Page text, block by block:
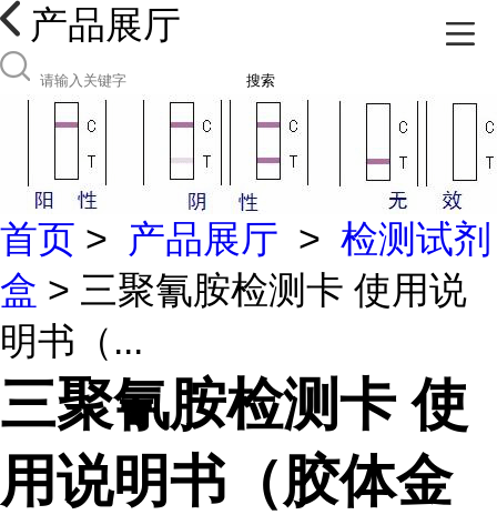
产品展厅
搜索
首页 > 产品展厅 > 检测试剂
盒 > 三聚氰胺检测卡 使用说
明书（...
三聚氰胺检测卡 使
用说明书（胶体金